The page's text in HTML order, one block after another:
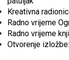
Kreativna
Radno vrijeme
Radno vrijeme
Otvorenje